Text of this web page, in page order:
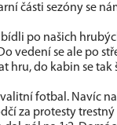
části sezóny se
po našich
vedení se ale po
do kabin se tak
fotbal. Navíc
za protesty